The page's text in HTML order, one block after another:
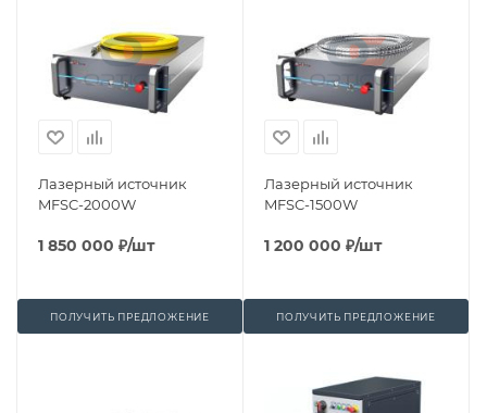
Лазерный источник
MFSC-2000W
1 850 000 ₽/шт
ПОЛУЧИТЬ ПРЕДЛОЖЕНИЕ
Лазерный источник
MFSC-1500W
1 200 000 ₽/шт
ПОЛУЧИТЬ ПРЕДЛОЖЕНИЕ